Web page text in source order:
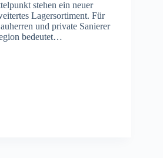
stehen ein neuer
Lagersortiment. Für
und private Sanierer
bedeutet…